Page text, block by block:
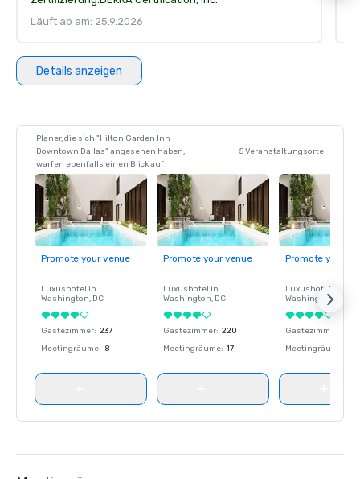
Läuft ab am: 25.9.2026
Details anzeigen
Planer, die sich "Hilton Garden Inn
Downtown Dallas" angesehen haben,
warfen ebenfalls einen Blick auf
5 Veranstaltungsorte
Promote your venue
Luxushotel in
Washington, DC
Gästezimmer: 237
Meetingräume: 8
Promote your venue
Luxushotel in
Washington, DC
Gästezimmer: 220
Meetingräume: 17
Promote your
Luxushotel in
Washington
Gästezimmer
Meetingräume